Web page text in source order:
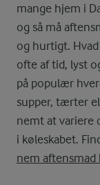
mange hjem i
og så må
og hurtigt.
ofte af tid, lyst
på populær
supper, tærter
nemt at variere
i køleskabet.
nem aftensmad